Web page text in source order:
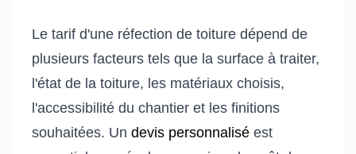
Le tarif d'une réfection de toiture dépend de
plusieurs facteurs tels que la surface à traiter,
l'état de la toiture, les matériaux choisis,
l'accessibilité du chantier et les finitions
souhaitées. Un devis personnalisé est